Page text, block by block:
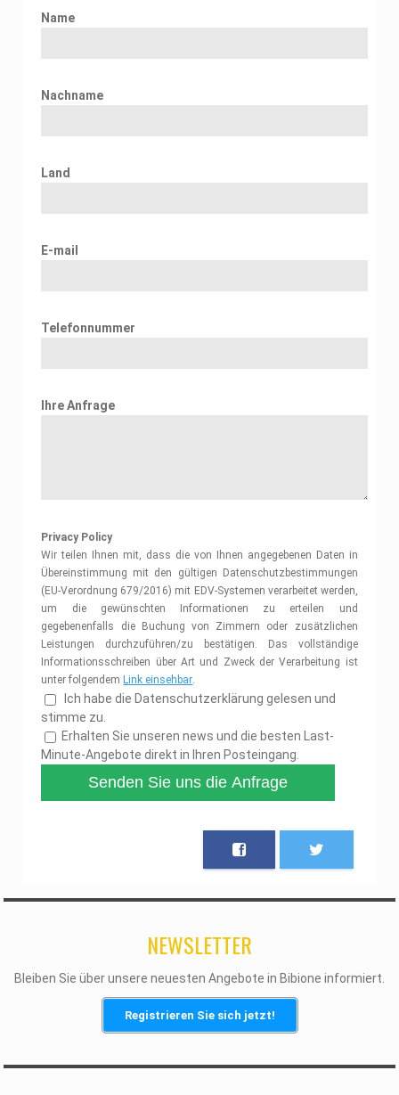
Name
Nachname
Land
E-mail
Telefonnummer
Ihre Anfrage
Privacy Policy
Wir teilen Ihnen mit, dass die von Ihnen angegebenen Daten in
Übereinstimmung mit den gültigen Datenschutzbestimmungen
(EU-Verordnung 679/2016) mit EDV-Systemen verarbeitet werden,
um die gewünschten Informationen zu erteilen und
gegebenenfalls die Buchung von Zimmern oder zusätzlichen
Leistungen durchzuführen/zu bestätigen. Das vollständige
Informationsschreiben über Art und Zweck der Verarbeitung ist
unter folgendem Link einsehbar.
Ich habe die Datenschutzerklärung gelesen und
stimme zu.
Erhalten Sie unseren news und die besten Last-
Minute-Angebote direkt in Ihren Posteingang.
NEWSLETTER
Bleiben Sie über unsere neuesten Angebote in Bibione informiert.
Registrieren Sie sich jetzt!